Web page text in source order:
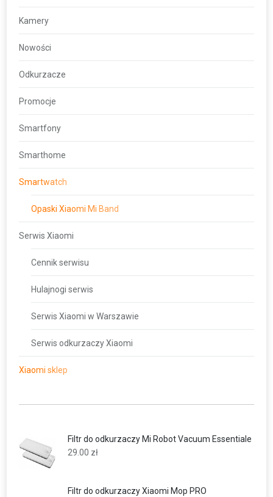
Kamery
Nowości
Odkurzacze
Promocje
Smartfony
Smarthome
Smartwatch
Opaski Xiaomi Mi Band
Serwis Xiaomi
Cennik serwisu
Hulajnogi serwis
Serwis Xiaomi w Warszawie
Serwis odkurzaczy Xiaomi
Xiaomi sklep
Filtr do odkurzaczy Mi Robot Vacuum Essentiale
29.00 zł
Filtr do odkurzaczy Xiaomi Mop PRO